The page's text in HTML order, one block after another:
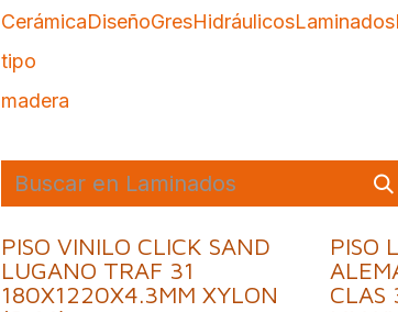
Cerámica
tipo
madera
DiseñoGresHidráulicosLaminados
PISO VINILO CLICK SAND
LUGANO TRAF 31
180X1220X4.3MM XYLON
PISO
CLAS